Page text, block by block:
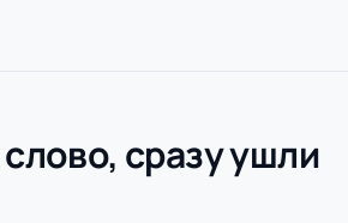
сразу ушли